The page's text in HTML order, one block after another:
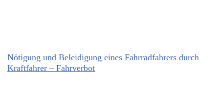
Nötigung und Beleidigung eines Fahrradfahrers durch
Kraftfahrer – Fahrverbot